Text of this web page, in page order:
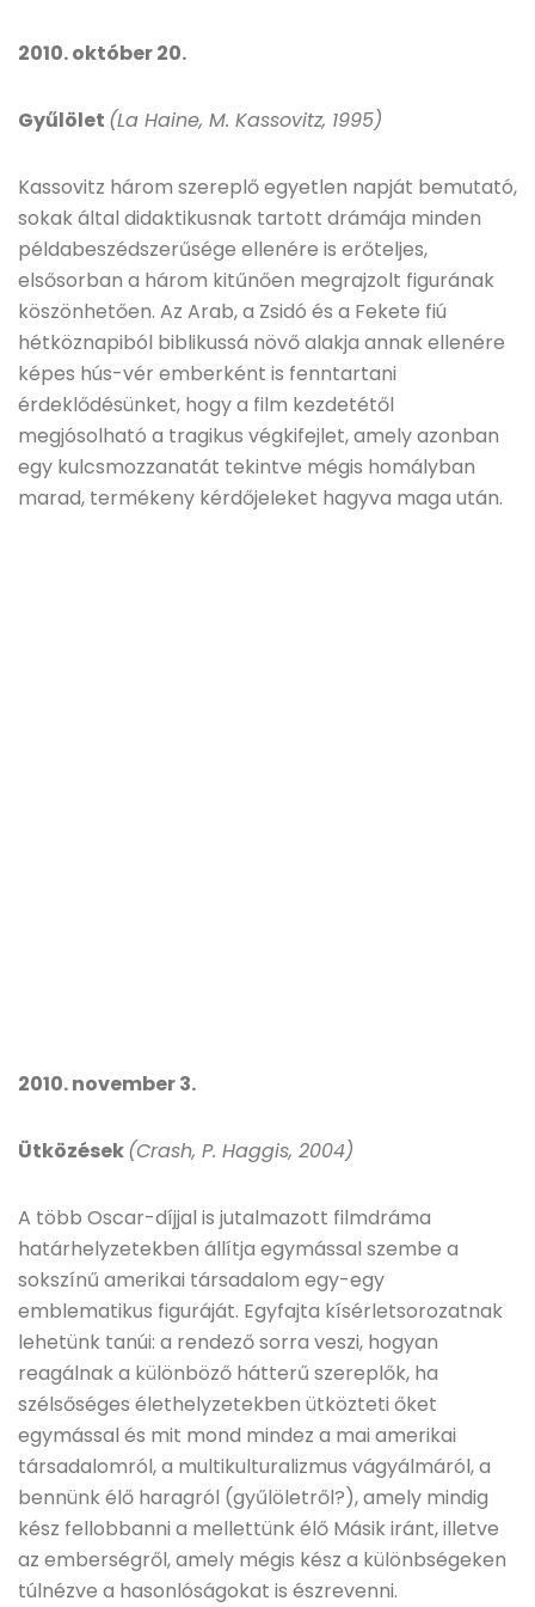
2010. október 20.
Gyűlölet (La Haine, M. Kassovitz, 1995)
Kassovitz három szereplő egyetlen napját bemutató,
sokak által didaktikusnak tartott drámája minden
példabeszédszerűsége ellenére is erőteljes,
elsősorban a három kitűnően megrajzolt figurának
köszönhetően. Az Arab, a Zsidó és a Fekete fiú
hétköznapiból biblikussá növő alakja annak ellenére
képes hús-vér emberként is fenntartani
érdeklődésünket, hogy a film kezdetétől
megjósolható a tragikus végkifejlet, amely azonban
egy kulcsmozzanatát tekintve mégis homályban
marad, termékeny kérdőjeleket hagyva maga után.
2010. november 3.
Ütközések(Crash, P. Haggis, 2004)
A több Oscar-díjjal is jutalmazott filmdráma
határhelyzetekben állítja egymással szembe a
sokszínű amerikai társadalom egy-egy
emblematikus figuráját. Egyfajta kísérletsorozatnak
lehetünk tanúi: a rendező sorra veszi, hogyan
reagálnak a különböző hátterű szereplők, ha
szélsőséges élethelyzetekben ütközteti őket
egymással és mit mond mindez a mai amerikai
társadalomról, a multikulturalizmus vágyálmáról, a
bennünk élő haragról (gyűlöletről?), amely mindig
kész fellobbanni a mellettünk élő Másik iránt, illetve
az emberségről, amely mégis kész a különbségeken
túlnézve a hasonlóságokat is észrevenni.